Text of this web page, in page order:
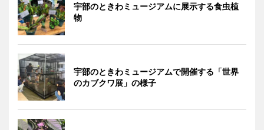
宇部のときわミュージアムに展示する食虫植
物
宇部のときわミュージアムで開催する「世界
のカブクワ展」の様子